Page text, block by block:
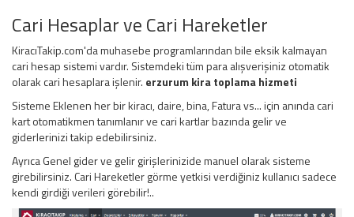
Cari Hesaplar ve Cari Hareketler
KiracıTakip.com'da muhasebe programlarından bile eksik kalmayan
cari hesap sistemi vardır. Sistemdeki tüm para alışverişiniz otomatik
olarak cari hesaplara işlenir. erzurum kira toplama hizmeti
Sisteme Eklenen her bir kiracı, daire, bina, Fatura vs... için anında cari
kart otomatikmen tanımlanır ve cari kartlar bazında gelir ve
giderlerinizi takip edebilirsiniz.
Ayrıca Genel gider ve gelir girişlerinizide manuel olarak sisteme
girebilirsiniz. Cari Hareketler görme yetkisi verdiğiniz kullanıcı sadece
kendi girdiği verileri görebilir!..